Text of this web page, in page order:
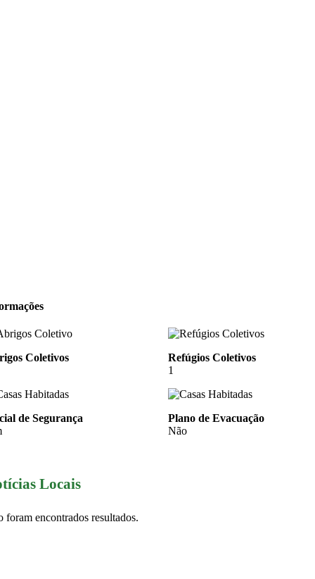
Coletivos
Refúgios Coletivos
1
de Segurança
Plano de Evacuação
Não
Locais
foram encontrados resultados.